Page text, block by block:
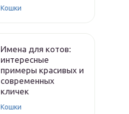
Кошки
Имена для котов:
интересные
примеры красивых и
современных
кличек
Кошки